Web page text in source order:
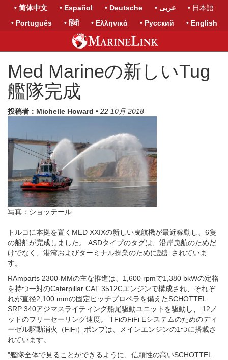
• 简体中文 • Español • Deutsche • عربى
• 日本語
• Português
• हिंदी • Ελληνικά • Русский • English
Med Marineの新しいTug
艦隊完成
投稿者：Michelle Howard • 22 10月 2018
写真：ショッテール
トルコに本拠を置くMED XXIXの新しい曳航機が最近稼動し、6隻
の船舶が完成しました。 ASDタイプのタグは、沿岸曳航のためだ
けでなく、港湾およびターミナル操業のために設計されていま
す。
RAmparts 2300-MMの主な推進は、1,600 rpmで1,380 bkWの定格
を持つ一対のCaterpillar CAT 3512Cエンジンで構成され、それぞ
れが直径2,100 mmの固定ピッチプロペラを備えたSCHOTTEL
SRP 340アジマスライティング船尾駆動ユニットを駆動し、 12ノ
ットのフリーセーリング速度。 TFiのFiFi Eシステムのためのディ
ーゼル駆動消火（FiFi）ポンプは、メインエンジンの1つに搭載さ
れています。
"艦隊全体で見ることができるように、信頼性の高いSCHOTTEL